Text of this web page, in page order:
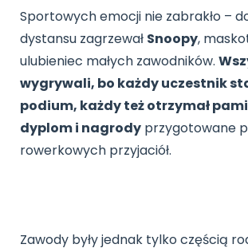
Sportowych emocji nie zabrakło –
dystansu zagrzewał Snoopy,
ulubieniec małych zawodników.
wygrywali, bo każdy uczestnik
podium, każdy też otrzymał
dyplom i nagrody przygotowane
rowerkowych przyjaciół.
Zawody były jednak tylko częścią